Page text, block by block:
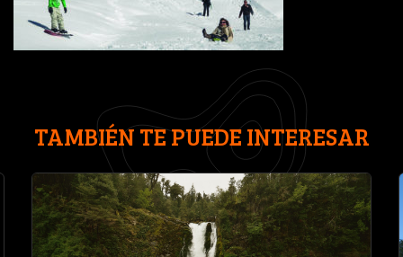
TAMBIÉN TE PUEDE INTERESAR